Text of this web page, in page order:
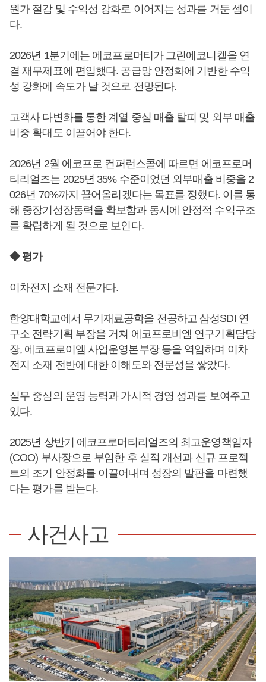
원가 절감 및 수익성 강화로 이어지는 성과를 거둔 셈이
다.
2026년 1분기에는 에코프로머티가 그린에코니켈을 연
결 재무제표에 편입했다. 공급망 안정화에 기반한 수익
성 강화에 속도가 날 것으로 전망된다.
고객사 다변화를 통한 계열 중심 매출 탈피 및 외부 매출
비중 확대도 이끌어야 한다.
2026년 2월 에코프로 컨퍼런스콜에 따르면 에코프로머
티리얼즈는 2025년 35% 수준이었던 외부매출 비중을 2
026년 70%까지 끌어올리겠다는 목표를 정했다. 이를 통
해 중장기성장동력을 확보함과 동시에 안정적 수익구조
를 확립하게 될 것으로 보인다.
◆ 평가
이차전지 소재 전문가다.
한양대학교에서 무기재료공학을 전공하고 삼성SDI 연
구소 전략기획 부장을 거쳐 에코프로비엠 연구기획담당
장, 에코프로이엠 사업운영본부장 등을 역임하며 이차
전지 소재 전반에 대한 이해도와 전문성을 쌓았다.
실무 중심의 운영 능력과 가시적 경영 성과를 보여주고
있다.
2025년 상반기 에코프로머티리얼즈의 최고운영책임자
(COO) 부사장으로 부임한 후 실적 개선과 신규 프로젝
트의 조기 안정화를 이끌어내며 성장의 발판을 마련했
다는 평가를 받는다.
사건사고